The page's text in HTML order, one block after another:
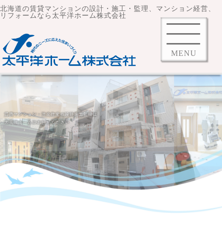
北海道の賃貸マンションの設計・施工・監理、マンション経営、
リフォームなら太平洋ホーム株式会社
MENU